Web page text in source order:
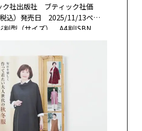
社出版社 ブティック社価
込）発売日 2025/11/13ペー
判型（サイズ） A4判ISBN